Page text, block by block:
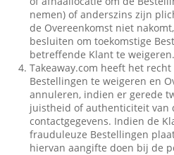
nemen) of anderszins zijn
de Overeenkomst niet
besluiten om toekomstige
betreffende Klant te weigeren.
Takeaway.com heeft het
Bestellingen te weigeren en
annuleren, indien er gerede
juistheid of authenticiteit van
contactgegevens. Indien de
frauduleuze Bestellingen
hiervan aangifte doen bij de